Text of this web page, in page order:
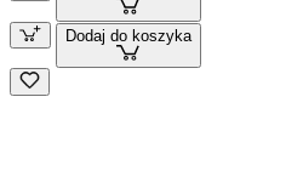
Dodaj do koszyka